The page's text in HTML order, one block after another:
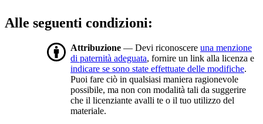
Alle seguenti condizioni:
Attribuzione — Devi riconoscere una menzione
di paternità adeguata, fornire un link alla licenza e
indicare se sono state effettuate delle modifiche.
Puoi fare ciò in qualsiasi maniera ragionevole
possibile, ma non con modalità tali da suggerire
che il licenziante avalli te o il tuo utilizzo del
materiale.